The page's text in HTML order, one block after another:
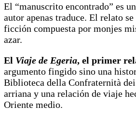
El “manuscrito encontrado” es
autor apenas traduce. El relato
ficción compuesta por monjes
azar.
El Viaje de Egeria, el primer
argumento fingido sino una
Biblioteca della Confraternità
arriana y una relación de viaje
Oriente medio.